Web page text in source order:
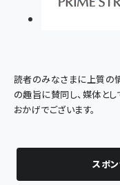
読者のみなさまに上質の
の趣旨に賛同し、媒体と
おかげでございます。
スポ